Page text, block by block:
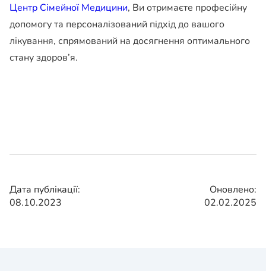
Центр Сімейної Медицини, Ви отримаєте професійну
допомогу та персоналізований підхід до вашого
лікування, спрямований на досягнення оптимального
стану здоров’я.
Дата публікації:
08.10.2023
Оновлено:
02.02.2025